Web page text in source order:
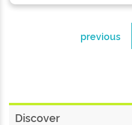
previous
Discover